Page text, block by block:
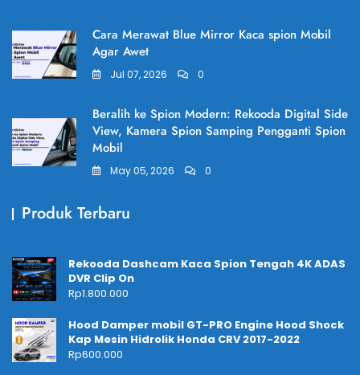
Cara Merawat Blue Mirror Kaca spion Mobil
Agar Awet
Jul 07, 2026 0
Beralih ke Spion Modern: Rekooda Digital Side
View, Kamera Spion Samping Pengganti Spion
Mobil
May 05, 2026 0
Produk Terbaru
Rekooda Dashcam Kaca Spion Tengah 4K ADAS
DVR Clip On
Rp1.800.000
Hood Damper mobil GT-PRO Engine Hood Shock
Kap Mesin Hidrolik Honda CRV 2017-2022
Rp600.000